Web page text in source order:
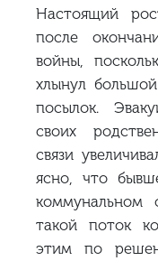
Настоящий
после
войны,
хлынул
посылок.
своих
связи
ясно, что
коммунальном
такой поток
этим по